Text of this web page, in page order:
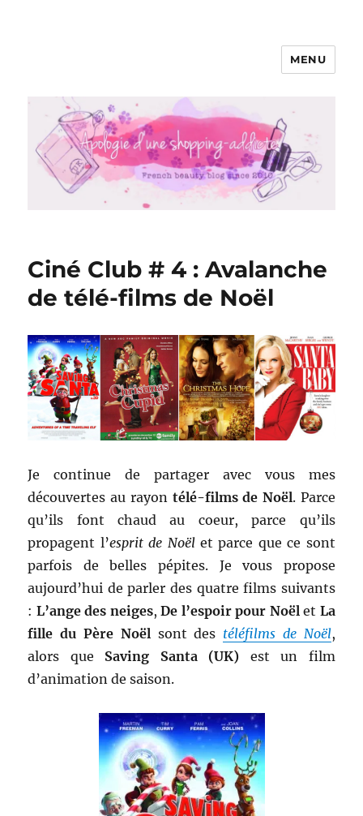
Apologie d'une Shopping-addicte
MENU
Ciné Club # 4 : Avalanche
de télé-films de Noël
Je continue de partager avec vous mes
découvertes au rayon télé-films de Noël. Parce
qu’ils font chaud au coeur, parce qu’ils
propagent l’esprit de Noëlet parce que ce sont
parfois de belles pépites. Je vous propose
aujourd’hui de parler des quatre films suivants
: L’ange des neiges,De l’espoir pour Noël et La
fille du Père Noël sont des téléfilms de Noël,
alors que Saving Santa (UK) est un film
d’animation de saison.